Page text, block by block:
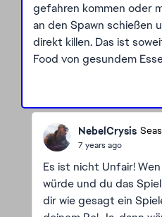
gefahren kommen oder
an den Spawn schießen
direkt killen. Das ist
Food von gesundem
NebelCrysis
7 years ago
Es ist nicht Unfair!
würde und du das
dir wie gesagt ein